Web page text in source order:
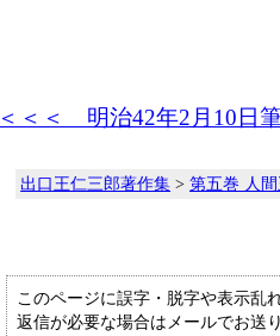
＜＜＜ 明治42年2月10日
出口王仁三郎著作集 >第五巻 人
このページに誤字・脱字や表示乱
返信が必要な場合はメールでお送